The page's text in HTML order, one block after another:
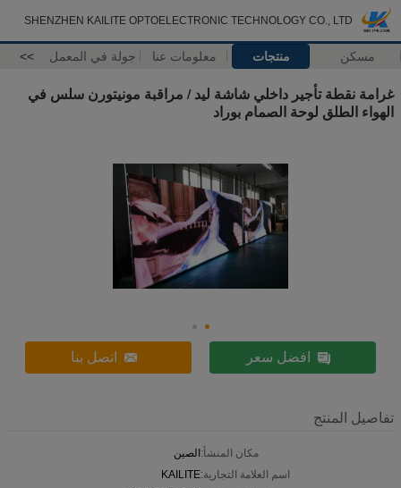
SHENZHEN KAILITE OPTOELECTRONIC TECHNOLOGY CO., LTD
مسكن منتجات معلومات عنا جولة في المعمل >>
غرامة نقطة تأجير داخلي شاشة ليد / مراقبة مونيتورن سلس في
الهواء الطلق لوحة الصمام بوراد
افضل سعر اتصل بنا
تفاصيل المنتج
مكان المنشأ:الصين
اسم العلامة التجارية:KAILITE